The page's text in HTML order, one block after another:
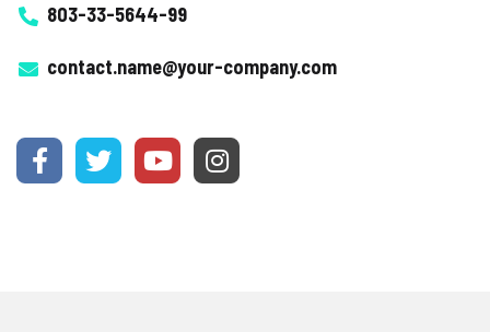
803-33-5644-99
contact.name@your-company.com